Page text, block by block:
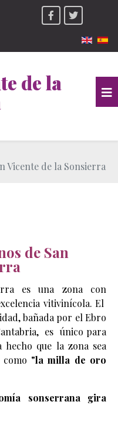
de la
Vicente de la Sonsierra
de San
es una zona con
vitivinícola. El
bañada por el Ebro
es único para
que la zona sea
"la milla de oro
sonserrana gira